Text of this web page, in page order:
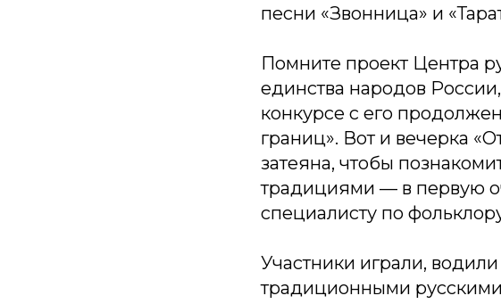
песни «Звонница» и
Помните проект Центра
единства народов
конкурсе с его
границ». Вот и вечерка
затеяна, чтобы
традициями — в первую
специалисту по
Участники играли,
традиционными